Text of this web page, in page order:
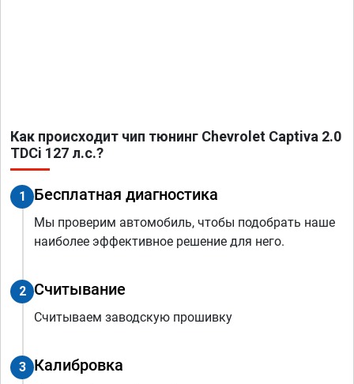
Как происходит чип тюнинг Chevrolet Captiva 2.0
TDCi 127 л.с.?
1 Бесплатная диагностика
Мы проверим автомобиль, чтобы подобрать наше
наиболее эффективное решение для него.
2 Считывание
Считываем заводскую прошивку
3 Калибровка